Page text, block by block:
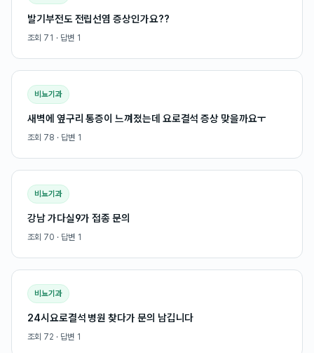
발기부전도 전립선염 증상인가요??
조회 71 · 답변 1
비뇨기과
새벽에 옆구리 통증이 느껴졌는데 요로결석 증상 맞을까요ㅜ
조회 78 · 답변 1
비뇨기과
강남 가다실9가 접종 문의
조회 70 · 답변 1
비뇨기과
24시요로결석 병원 찾다가 문의 남깁니다
조회 72 · 답변 1